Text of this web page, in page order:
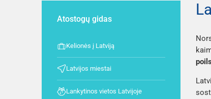
Atostogų gidas
Kelionės į Latviją
Latvijos miestai
Lankytinos vietos Latvijoje